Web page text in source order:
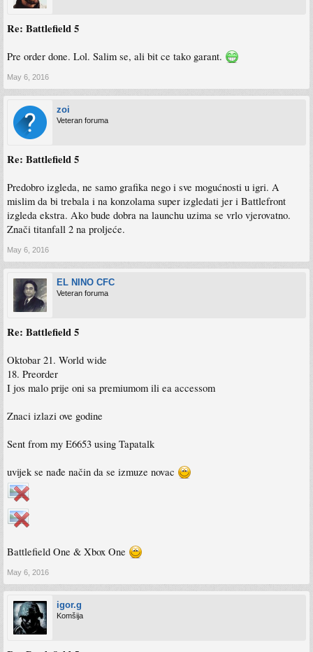
Re: Battlefield 5
Pre order done. Lol. Salim se, ali bit ce tako garant.
May 6, 2016
zoi
Veteran foruma
Re: Battlefield 5
Predobro izgleda, ne samo grafika nego i sve mogućnosti u igri. A
mislim da bi trebala i na konzolama super izgledati jer i Battlefront
izgleda ekstra. Ako bude dobra na launchu uzima se vrlo vjerovatno.
Znači titanfall 2 na proljeće.
May 6, 2016
EL NINO CFC
Veteran foruma
Re: Battlefield 5
Oktobar 21. World wide
18. Preorder
I jos malo prije oni sa premiumom ili ea accessom
Znaci izlazi ove godine
Sent from my E6653 using Tapatalk
uvijek se nađe način da se izmuze novac
Battlefield One & Xbox One
May 6, 2016
igor.g
Komšija